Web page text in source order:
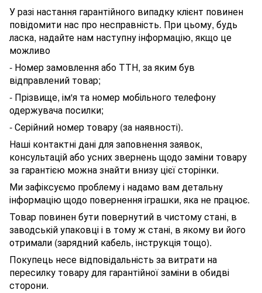
У разі настання гарантійного випадку клієнт повинен
повідомити нас про несправність. При цьому, будь
ласка, надайте нам наступну інформацію, якщо це
можливо
- Номер замовлення або ТТН, за яким був
відправлений товар;
- Прізвище, ім'я та номер мобільного телефону
одержувача посилки;
- Серійний номер товару (за наявності).
Наші контактні дані для заповнення заявок,
консультацій або усних звернень щодо заміни товару
за гарантією можна знайти внизу цієї сторінки.
Ми зафіксуємо проблему і надамо вам детальну
інформацію щодо повернення іграшки, яка не працює.
Товар повинен бути повернутий в чистому стані, в
заводській упаковці і в тому ж стані, в якому ви його
отримали (зарядний кабель, інструкція тощо).
Покупець несе відповідальність за витрати на
пересилку товару для гарантійної заміни в обидві
сторони.